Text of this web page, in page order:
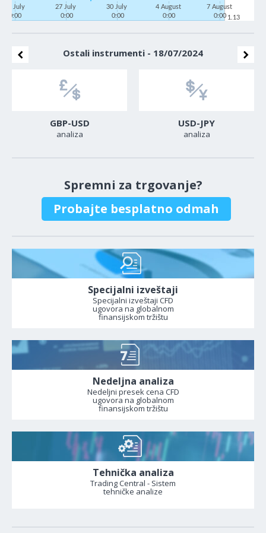
22 July
0:00
27 July
0:00
30 July
0:00
4 August
0:00
7 August
0:00 1.13
Ostali instrumenti - 18/07/2024
GBP-USD
analiza
USD-JPY
analiza
Spremni za trgovanje?
Probajte besplatno odmah
Specijalni izveštaji
Specijalni izveštaji CFD
ugovora na globalnom
finansijskom tržištu
Nedeljna analiza
Nedeljni presek cena CFD
ugovora na globalnom
finansijskom tržištu
Tehnička analiza
Trading Central - Sistem
tehničke analize